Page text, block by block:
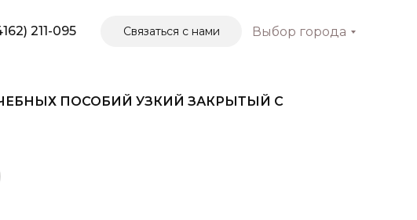
211-095 Связаться с нами Выбор города
ПОСОБИЙ УЗКИЙ ЗАКРЫТЫЙ С